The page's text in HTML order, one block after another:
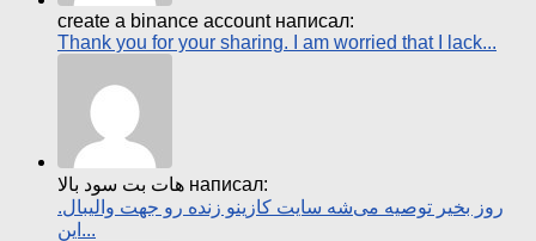
create a binance account написал:
Thank you for your sharing. I am worried that I lack...
هات بت سود بالا написал:
روز بخیر توصیه می‌شه سایت کازینو زنده رو جهت والیبال.
این...